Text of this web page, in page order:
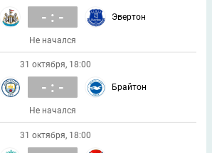
- : - Эвертон
Не начался
31 октября, 18:00
- : - Брайтон
Не начался
31 октября, 18:00